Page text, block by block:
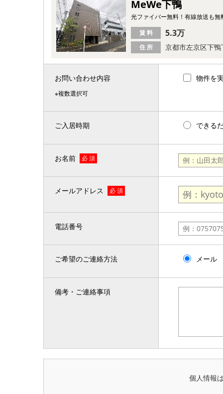
MeWe下鴨
光ファイバー無料！有線放送も無
住 所 京都市左京区下
賃 料 5.3万
お問い合わせ内容
※複数選択可
物件を
ご入居時期 できる
お名前 必 須
メールアドレス 必 須
電話番号
ご希望のご連絡方法 メール
備考・ご連絡事項
個人情報